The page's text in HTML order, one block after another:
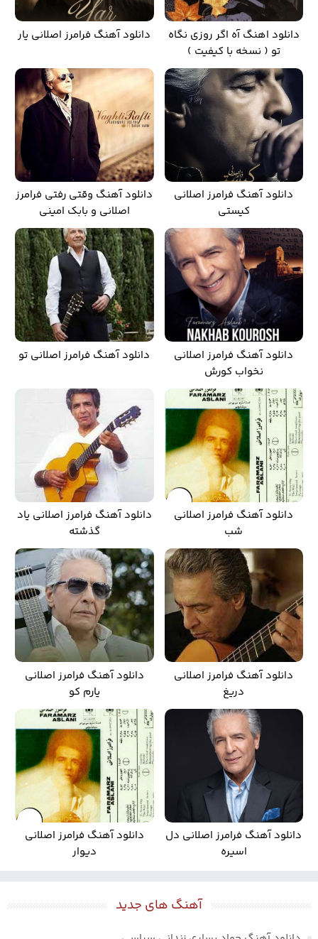
دانلود اهنگ آه اگر روزی نگاه
تو ( نسخه با کیفیت )
دانلود آهنگ فرامرز اصلانی یار
دانلود آهنگ فرامرز اصلانی
کیستی
دانلود آهنگ وقتی رفتی فرامرز
اصلانی و بابک امینی
دانلود آهنگ فرامرز اصلانی
نخواب کورش
دانلود آهنگ فرامرز اصلانی تو
دانلود آهنگ فرامرز اصلانی
شب
دانلود آهنگ فرامرز اصلانی یاد
گذشته
دانلود آهنگ فرامرز اصلانی
دریغ
دانلود آهنگ فرامرز اصلانی
یارم کو
دانلود آهنگ فرامرز اصلانی دل
اسیره
دانلود آهنگ فرامرز اصلانی
دیوار
آهنگ های جدید